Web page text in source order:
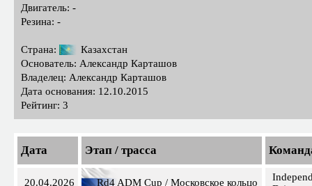
Двигатель: -
Резина: -
Страна:
Казахстан
Основатель: Александр Карташов
Владелец: Александр Карташов
Дата основания: 12.10.2015
Рейтинг: 3
Дата Этап / трасса
20.04.2026 Rd4 ADM Cup / Московское кольцо